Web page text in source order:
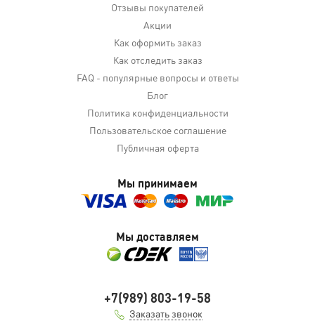
Отзывы покупателей
Акции
Как оформить заказ
Как отследить заказ
FAQ - популярные вопросы и ответы
Блог
Политика конфиденциальности
Пользовательское соглашение
Публичная оферта
Мы принимаем
Мы доставляем
+7(989) 803-19-58
Заказать звонок